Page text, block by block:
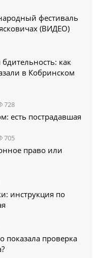
фестиваль
(ВИДЕО)
как
в Кобринском
728
есть пострадавшая
705
право или
инструкция по
показала проверка